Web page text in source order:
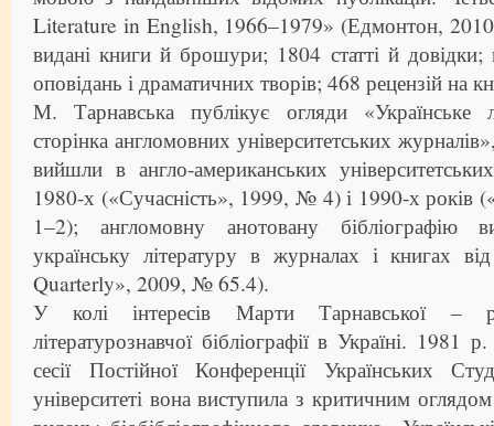
Literature in English, 1966–1979» (Едмонтон,
видані книги й брошури; 1804 статті й довідки;
оповідань і драматичних творів; 468 рецензій на
М. Тарнавська публікує огляди «Українське
сторінка англомовних університетських
вийшли в англо-американських
1980-х («Сучасність», 1999, № 4) і 1990-х років
1–2); англомовну анотовану бібліографію
українську літературу в журналах і книгах
Quarterly», 2009, № 65.4).
У колі інтересів Марти Тарнавської –
літературознавчої бібліографії в Україні. 1981
сесії Постійної Конференції Українських
університеті вона виступила з критичним